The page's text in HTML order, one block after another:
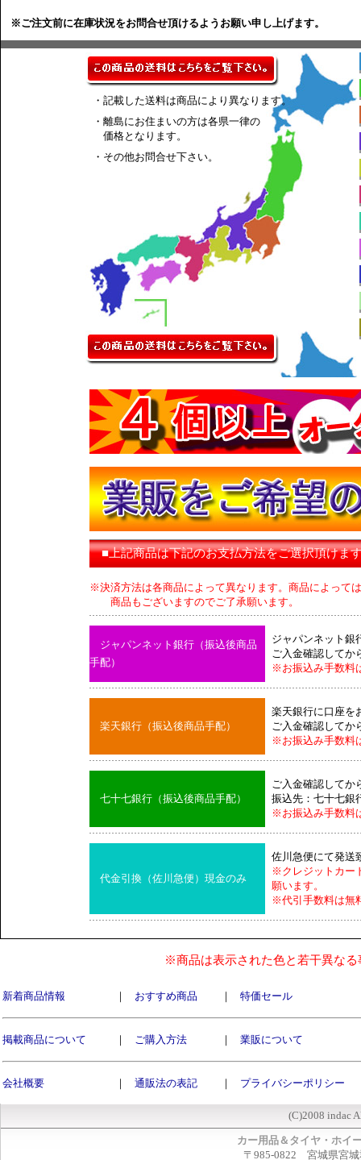
※ご注文前に在庫状況をお問合せ頂けるようお願い申し上げます。
・記載した送料は商品により異なります。
・離島にお住まいの方は各県一律の
価格となります。
・その他お問合せ下さい。
■上記商品は下記のお支払方法をご選択頂けま
※決済方法は各商品によって異なります。商品によって
商品もございますのでご了承願います。
ジャパンネット銀行（振込後商品
手配）
ジャパンネット銀
ご入金確認してか
※お振込み手数料
楽天銀行（振込後商品手配）
楽天銀行に口座を
ご入金確認してか
※お振込み手数料
七十七銀行（振込後商品手配）
ご入金確認してか
振込先：七十七銀
※お振込み手数料
代金引換（佐川急便）現金のみ
佐川急便にて発送
※クレジットカー
願います。
※代引手数料は無
※商品は表示された色と若干異な
新着商品情報 ｜ おすすめ商品 ｜ 特価セール
掲載商品について ｜ ご購入方法 ｜ 業販について
会社概要 ｜ 通販法の表記 ｜ プライバシーポリシー
(C)2008 indac
カー用品＆タイヤ・ホイ
〒985-0822 宮城県宮城